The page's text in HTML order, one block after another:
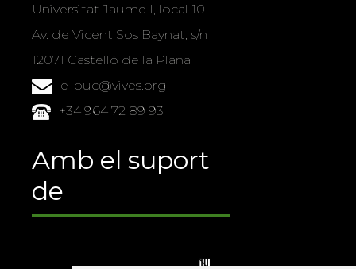
Universitat Jaume I, local 10
Av. de Vicent Sos Baynat, s/n
12071 Castelló de la Plana
e-buc@vives.org
+34 964 72 89 93
Amb el suport
de